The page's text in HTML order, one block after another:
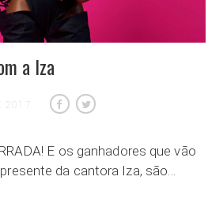
a Iza
2017
E os ganhadores que vão
da cantora Iza, são…